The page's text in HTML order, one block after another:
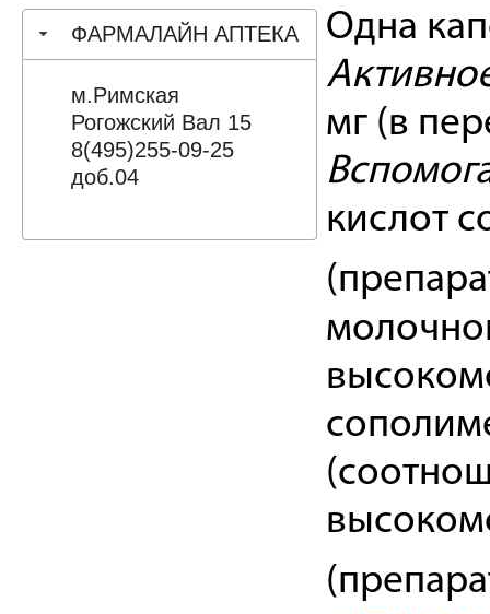
ФАРМАЛАЙН АПТЕКА
м.Римская
Рогожский Вал 15
8(495)255-09-25
доб.04
Одна
мг (в
кислот